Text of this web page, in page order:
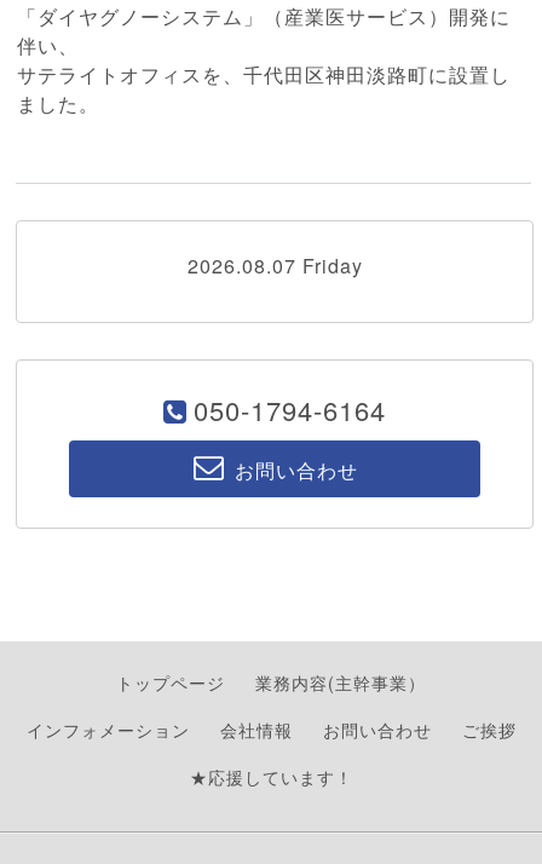
「ダイヤグノーシステム」（産業医サービス）開発に
伴い、
サテライトオフィスを、千代田区神田淡路町に設置し
ました。
2026.08.07 Friday
050-1794-6164
お問い合わせ
トップページ
業務内容(主幹事業）
インフォメーション
会社情報 お問い合わせ
ご挨拶
★応援しています！